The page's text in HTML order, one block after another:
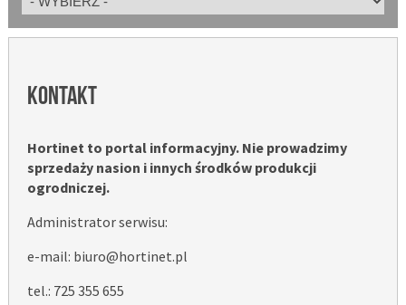
KONTAKT
Hortinet to portal informacyjny. Nie prowadzimy
sprzedaży nasion i innych środków produkcji
ogrodniczej.
Administrator serwisu:
e-mail: biuro@hortinet.pl
tel.: 725 355 655